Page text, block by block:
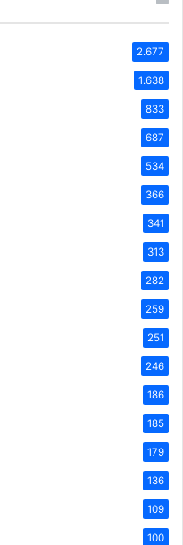
2.677
1.638
833
687
534
366
341
313
282
259
251
246
186
185
179
136
109
100